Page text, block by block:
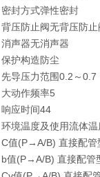
密封方式弹性密封
背压防止阀无背压防止
消声器无消声器
保护构造防尘
先导压力范围0.2～0.7
大动作频率5
响应时间44
环境温度及使用流体温
C值(P→A/B) 直接配管
b值(P→A/B) 直接配管